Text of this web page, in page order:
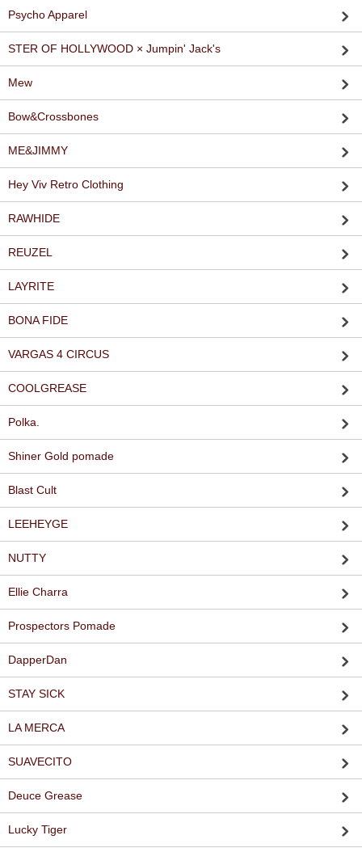
Psycho Apparel
STER OF HOLLYWOOD × Jumpin' Jack's
Mew
Bow&Crossbones
ME&JIMMY
Hey Viv Retro Clothing
RAWHIDE
REUZEL
LAYRITE
BONA FIDE
VARGAS 4 CIRCUS
COOLGREASE
Polka.
Shiner Gold pomade
Blast Cult
LEEHEYGE
NUTTY
Ellie Charra
Prospectors Pomade
DapperDan
STAY SICK
LA MERCA
SUAVECITO
Deuce Grease
Lucky Tiger